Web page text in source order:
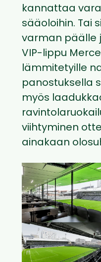
kannattaa
sääoloihin. Tai
varman päälle
VIP-lippu
lämmitetyille
panostuksella
myös
viihtyminen
ainakaan